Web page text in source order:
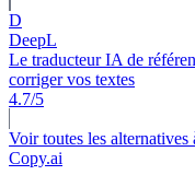
D
DeepL
Le traducteur IA de
corriger vos textes
4.7/5
Voir toutes les
Copy.ai